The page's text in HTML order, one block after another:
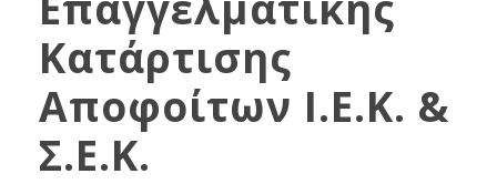
Κατάρτισης
Αποφοίτων Ι.Ε.Κ. &
Σ.Ε.Κ.